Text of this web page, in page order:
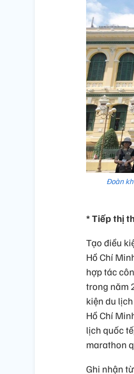
Đoàn
* Tiếp thị
Tạo điều
Hồ Chí
hợp tác
trong năm
kiện du
Hồ Chí
lịch quốc
marathon
Ghi nhận